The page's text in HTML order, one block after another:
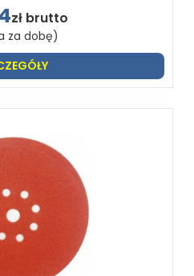
zł brutto
za dobę)